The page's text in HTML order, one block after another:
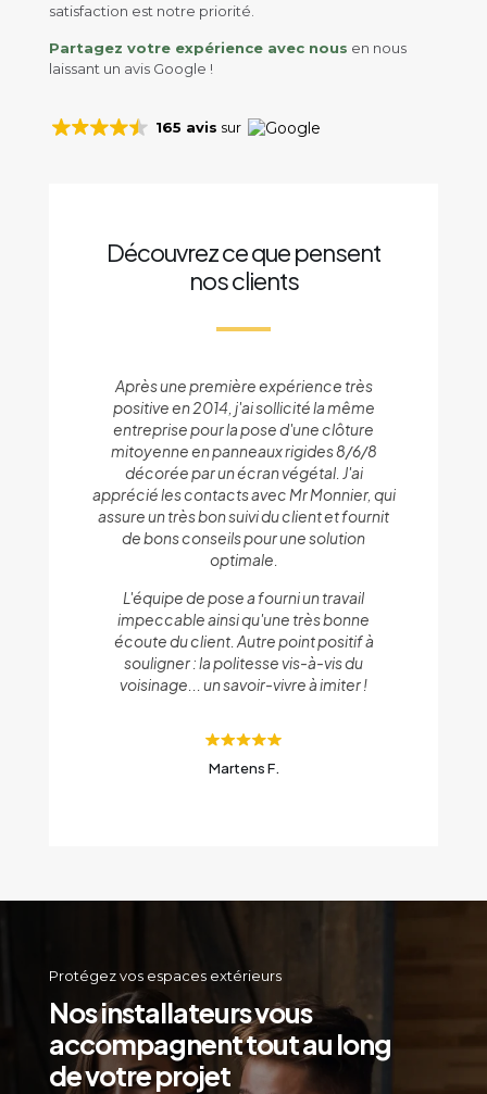
satisfaction est notre priorité.
Partagez votre expérience avec nous en nous
laissant un avis Google !
165 avis sur
Découvrez ce que pensent
nos clients
Après une première expérience très
positive en 2014, j'ai sollicité la même
entreprise pour la pose d'une clôture
mitoyenne en panneaux rigides 8/6/8
décorée par un écran végétal. J'ai
apprécié les contacts avec Mr Monnier, qui
assure un très bon suivi du client et fournit
de bons conseils pour une solution
optimale.
L'équipe de pose a fourni un travail
impeccable ainsi qu'une très bonne
écoute du client. Autre point positif à
souligner : la politesse vis-à-vis du
voisinage... un savoir-vivre à imiter !
Martens F.
Protégez vos espaces extérieurs
Nos installateurs vous
accompagnent tout au long
de votre projet